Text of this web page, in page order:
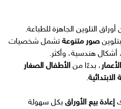
التلوين الجاهزة للطباعة.
صور متنوعة تشمل شخصيات
أشكال هندسية، وأكثر.
، بدءًا من الأطفال الصغار
.
إعادة بيع الأوراق بكل سهولة